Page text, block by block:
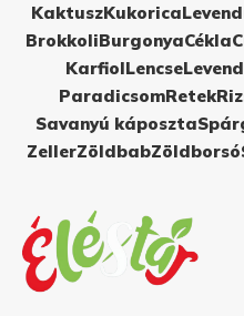
KaktuszKukorica
BrokkoliBurgonyaCékla
KarfiolLencse
ParadicsomRetek
Savanyú káposzta
ZellerZöldbabZöldborsó